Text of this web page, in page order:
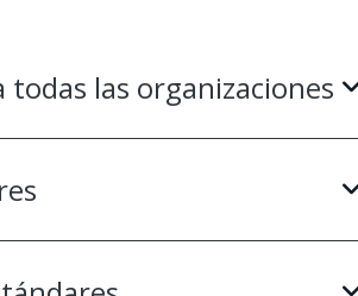
todas las organizaciones